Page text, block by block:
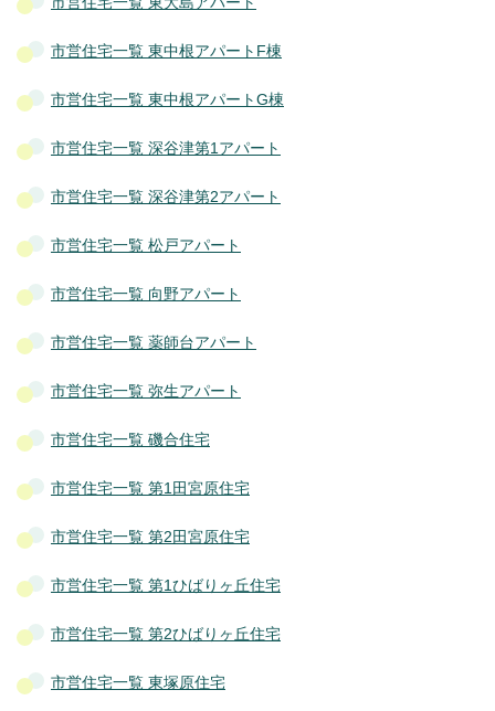
市営住宅一覧 東中根アパートF棟
市営住宅一覧 東中根アパートG棟
市営住宅一覧 深谷津第1アパート
市営住宅一覧 深谷津第2アパート
市営住宅一覧 松戸アパート
市営住宅一覧 向野アパート
市営住宅一覧 薬師台アパート
市営住宅一覧 弥生アパート
市営住宅一覧 磯合住宅
市営住宅一覧 第1田宮原住宅
市営住宅一覧 第2田宮原住宅
市営住宅一覧 第1ひばりヶ丘住宅
市営住宅一覧 第2ひばりヶ丘住宅
市営住宅一覧 東塚原住宅